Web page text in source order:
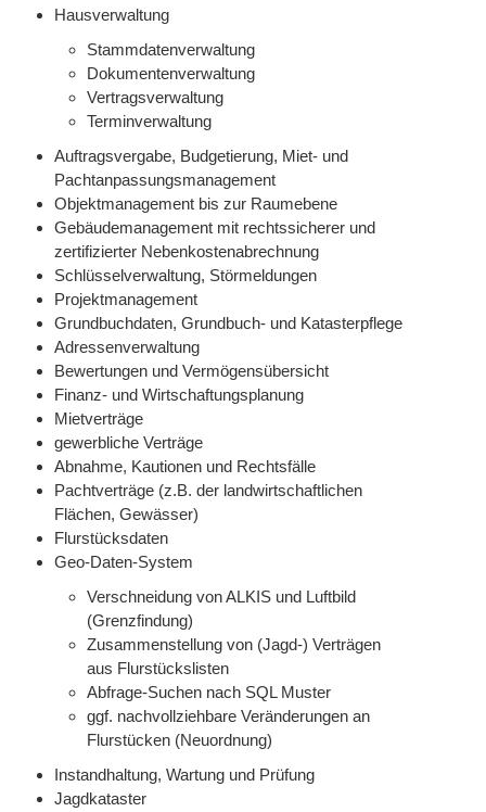
Hausverwaltung
Stammdatenverwaltung
Dokumentenverwaltung
Vertragsverwaltung
Terminverwaltung
Auftragsvergabe, Budgetierung, Miet- und
Pachtanpassungsmanagement
Objektmanagement bis zur Raumebene
Gebäudemanagement mit rechtssicherer und
zertifizierter Nebenkostenabrechnung
Schlüsselverwaltung, Störmeldungen
Projektmanagement
Grundbuchdaten, Grundbuch- und Katasterpflege
Adressenverwaltung
Bewertungen und Vermögensübersicht
Finanz- und Wirtschaftungsplanung
Mietverträge
gewerbliche Verträge
Abnahme, Kautionen und Rechtsfälle
Pachtverträge (z.B. der landwirtschaftlichen
Flächen, Gewässer)
Flurstücksdaten
Geo-Daten-System
Verschneidung von ALKIS und Luftbild
(Grenzfindung)
Zusammenstellung von (Jagd-) Verträgen
aus Flurstückslisten
Abfrage-Suchen nach SQL Muster
ggf. nachvollziehbare Veränderungen an
Flurstücken (Neuordnung)
Instandhaltung, Wartung und Prüfung
Jagdkataster